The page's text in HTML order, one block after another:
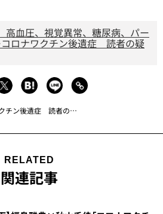
高血圧、視覚異常、糖尿病、パー
ロナワクチン後遺症 読者の疑
後遺症 読者の疑問に答える
RELATED
関連記事